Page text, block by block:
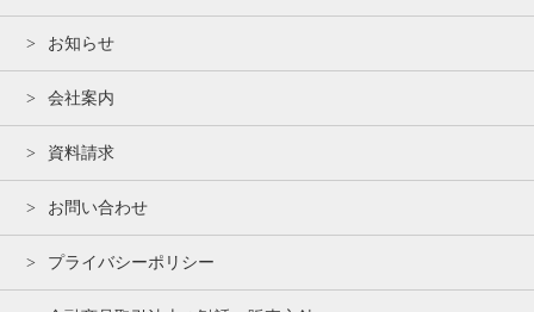
お知らせ
会社案内
資料請求
お問い合わせ
プライバシーポリシー